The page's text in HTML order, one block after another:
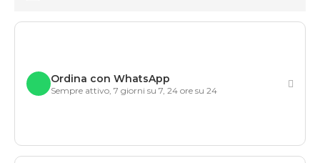
Ordina con WhatsApp
Sempre attivo, 7 giorni su 7, 24 ore su 24